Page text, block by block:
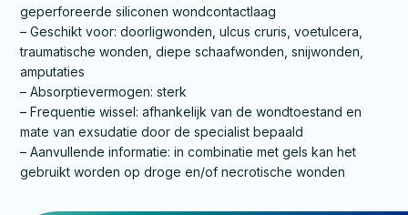
geperforeerde siliconen wondcontactlaag
– Geschikt voor: doorligwonden, ulcus cruris, voetulcera,
traumatische wonden, diepe schaafwonden, snijwonden,
amputaties
– Absorptievermogen: sterk
– Frequentie wissel: afhankelijk van de wondtoestand en
mate van exsudatie door de specialist bepaald
– Aanvullende informatie: in combinatie met gels kan het
gebruikt worden op droge en/of necrotische wonden